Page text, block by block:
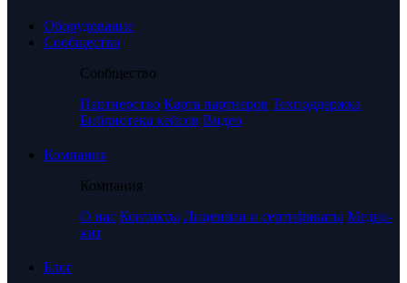
Оборудование
Сообщество
Сообщество
Партнерство Карта партнеров Техподдержка
Библиотека кейсов Видео
Компания
Компания
О нас Контакты Лицензии и сертификаты Медиа-
кит
Блог